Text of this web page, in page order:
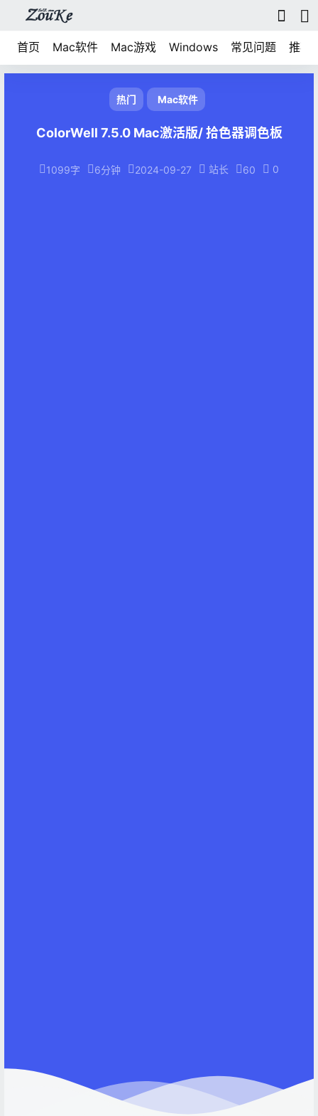
首页 Mac软件 Mac游戏 Windows 常见问题 推荐
热门 Mac软件
ColorWell 7.5.0 Mac激活版/ 拾色器调色板
1099字 6分钟 2024-09-27 站长 60 0